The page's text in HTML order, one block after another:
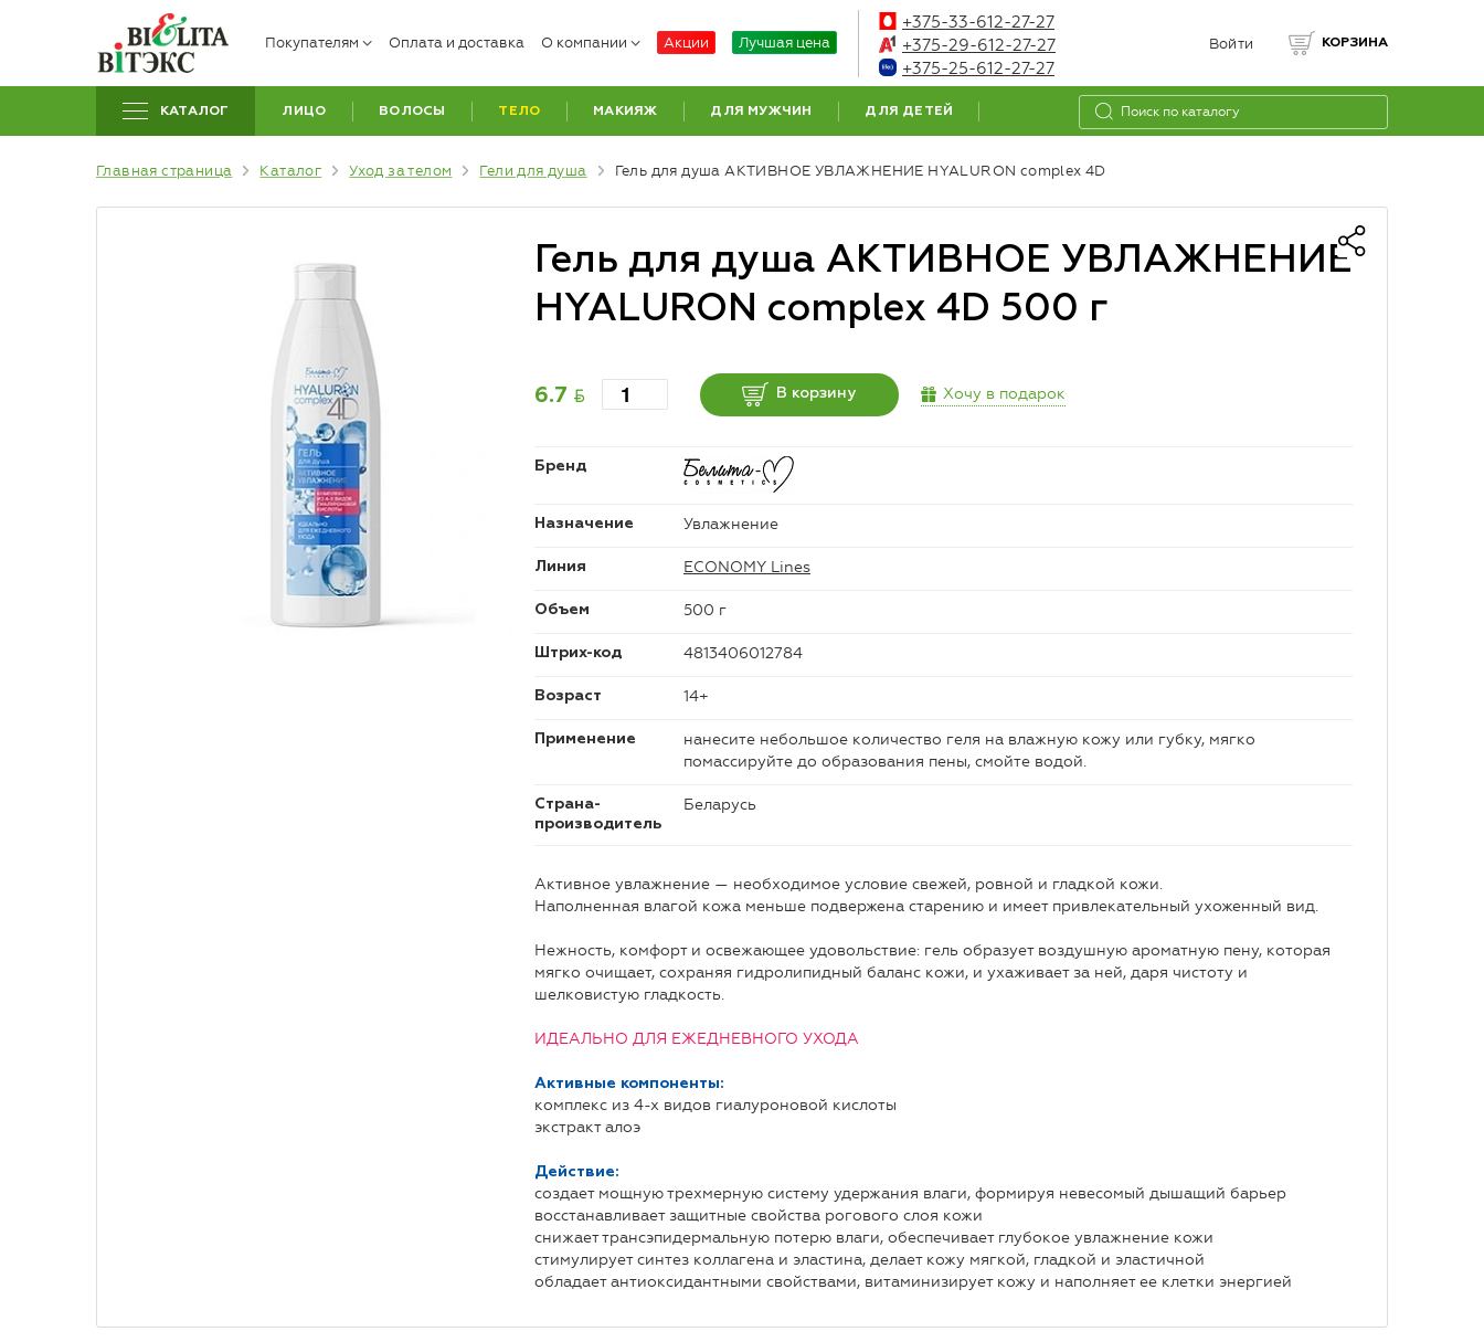
Покупателям Оплата и доставка О компании Акции Лучшая цена
+375-33-612-27-27
+375-29-612-27-27
+375-25-612-27-27
Войти КОРЗИНА
КАТАЛОГ ЛИЦО ВОЛОСЫ ТЕЛО МАКИЯЖ ДЛЯ МУЖЧИН ДЛЯ ДЕТЕЙ
Главная страница Каталог Уход за телом Гели для душа Гель для душа АКТИВНОЕ УВЛАЖНЕНИЕ HYALURON complex 4D
Гель для душа АКТИВНОЕ УВЛАЖНЕНИЕ
HYALURON complex 4D 500 г
6.7 BYN В корзину Хочу в подарок
Бренд
Назначение Увлажнение
Линия ECONOMY Lines
Объем 500 г
Штрих-код 4813406012784
Возраст 14+
Применение
нанесите небольшое количество геля на влажную кожу или губку, мягко
помассируйте до образования пены, смойте водой.
Страна-
производитель
Беларусь
Активное увлажнение — необходимое условие свежей, ровной и гладкой кожи.
Наполненная влагой кожа меньше подвержена старению и имеет привлекательный ухоженный вид.
Нежность, комфорт и освежающее удовольствие: гель образует воздушную ароматную пену, которая
мягко очищает, сохраняя гидролипидный баланс кожи, и ухаживает за ней, даря чистоту и
шелковистую гладкость.
ИДЕАЛЬНО ДЛЯ ЕЖЕДНЕВНОГО УХОДА
Активные компоненты:
комплекс из 4-х видов гиалуроновой кислоты
экстракт алоэ
Действие:
создает мощную трехмерную систему удержания влаги, формируя невесомый дышащий барьер
восстанавливает защитные свойства рогового слоя кожи
снижает трансэпидермальную потерю влаги, обеспечивает глубокое увлажнение кожи
стимулирует синтез коллагена и эластина, делает кожу мягкой, гладкой и эластичной
обладает антиоксидантными свойствами, витаминизирует кожу и наполняет ее клетки энергией